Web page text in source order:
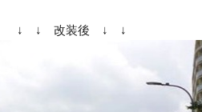
↓ ↓ 改装後 ↓ ↓